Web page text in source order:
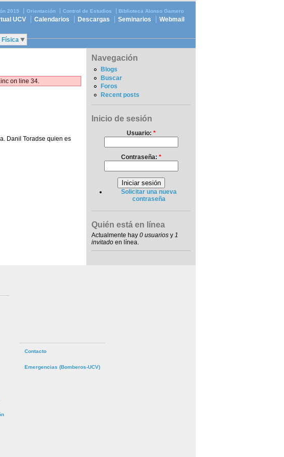
2015 Orientación Control de Estudios Biblioteca Alonso Gamero
UCV Calendarios Descargas Seminarios Webmail
Física
on line 34.
Danil Toradse quien es
Navegación
Blogs
Buscar
Foros
Recent posts
Inicio de sesión
Usuario: *
Contraseña: *
Solicitar una nueva
contraseña
Quién está en línea
Actualmente hay 0 usuarios y 1
invitado en línea.
Contacto
Emergencias (Bomberos-UCV)